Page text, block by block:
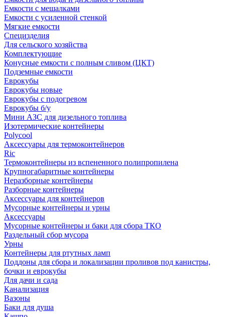
Емкости с мешалками
Емкости с усиленной стенкой
Мягкие емкости
Специзделия
Для сельского хозяйства
Комплектующие
Конусные емкости с полным сливом (ЦКТ)
Подземные емкости
Еврокубы
Еврокубы новые
Еврокубы с подогревом
Еврокубы б/у
Мини АЗС для дизельного топлива
Изотермические контейнеры
Polycool
Аксессуары для термоконтейнеров
Ric
Термоконтейнеры из вспененного полипропилена
Крупногабаритные контейнеры
Неразборные контейнеры
Разборные контейнеры
Аксессуары для контейнеров
Мусорные контейнеры и урны
Аксессуары
Мусорные контейнеры и баки для сбора ТКО
Раздельный сбор мусора
Урны
Контейнеры для ртутных ламп
Поддоны для сбора и локализации проливов под канистры,
бочки и еврокубы
Для дачи и сада
Канализация
Вазоны
Баки для душа